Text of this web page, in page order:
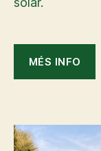
MÉS INFO